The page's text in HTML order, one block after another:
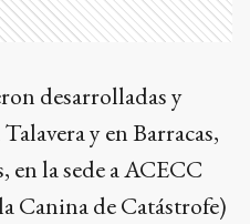
desarrolladas y
y en Barracas,
la sede a ACECC
Canina de Catástrofe)